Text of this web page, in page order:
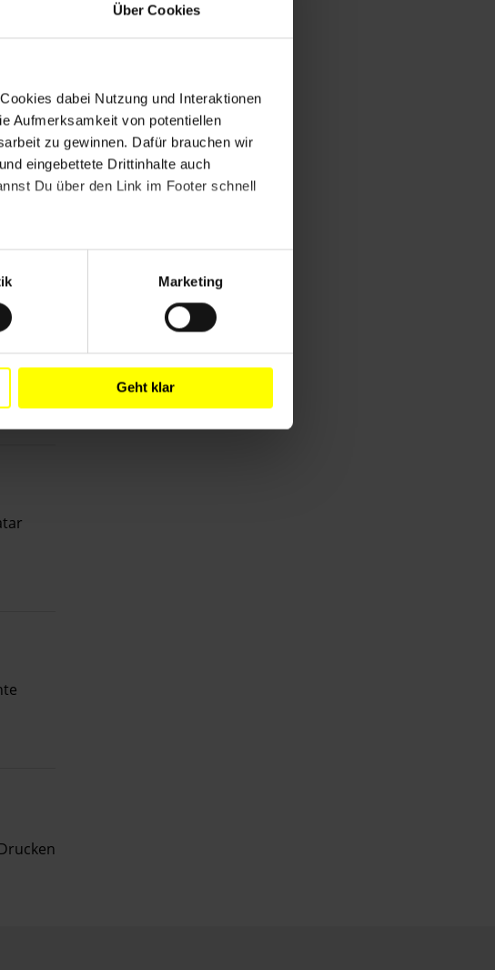
Über Cookies
dabei Nutzung und Interaktionen
Aufmerksamkeit von potentiellen
zu gewinnen. Dafür brauchen wir
eingebettete Drittinhalte auch
Du über den Link im Footer schnell
Marketing
Geht klar